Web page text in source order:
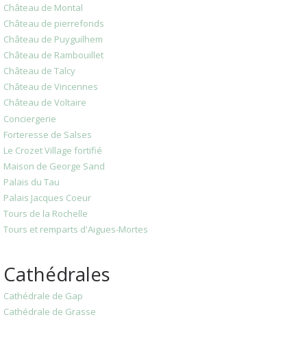
Château de Montal
Château de pierrefonds
Château de Puyguilhem
Château de Rambouillet
Château de Talcy
Château de Vincennes
Château de Voltaire
Conciergerie
Forteresse de Salses
Le Crozet Village fortifié
Maison de George Sand
Palais du Tau
Palais Jacques Coeur
Tours de la Rochelle
Tours et remparts d'Aigues-Mortes
Cathédrales
Cathédrale de Gap
Cathédrale de Grasse